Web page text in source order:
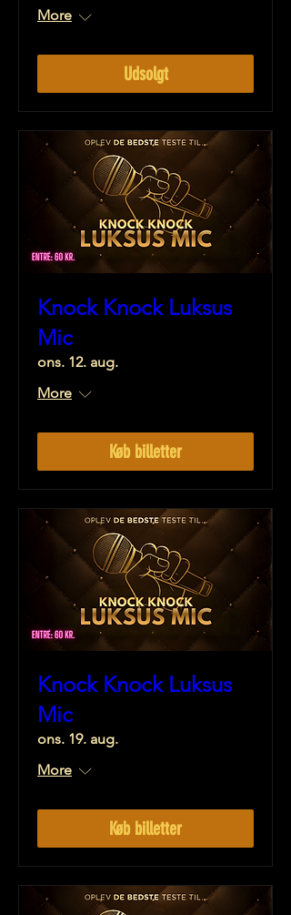
More
Udsolgt
Knock Knock Luksus
Mic
ons. 12. aug.
More
Køb billetter
Knock Knock Luksus
Mic
ons. 19. aug.
More
Køb billetter